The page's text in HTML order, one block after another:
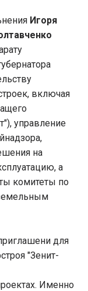
Игоря
включая
управление
на
а
комитеты по
земельным
для
"Зенит-
Именно